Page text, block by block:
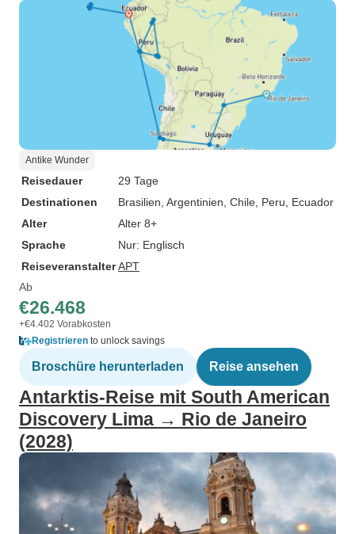
Antike Wunder
Reisedauer
29 Tage
Destinationen
Brasilien , Argentinien , Chile , Peru , Ecuador
Alter
Alter 8+
Sprache
Nur: Englisch
ReiseveranstalterAPT
Ab
€26.468
+€4.402 Vorabkosten
Registrieren to unlock savings
Broschüre herunterladen Reise ansehen
Antarktis-Reise mit South American
Discovery Lima → Rio de Janeiro
(2028)